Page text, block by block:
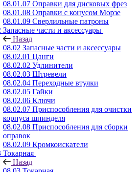
08.01.07 Оправки для дисковых фрез
08.01.08 Оправки с конусом Морзе
08.01.09 Сверлильные патроны
Запасные части и аксессуары
Назад
08.02 Запасные части и аксессуары
08.02.01 Цанги
08.02.02 Удлинители
08.02.03 Штревели
08.02.04 Переходные втулки
08.02.05 Гайки
08.02.06 Ключи
08.02.07 Приспособления для очистки
корпуса шпинделя
08.02.08 Приспособления для сборки
оправок
08.02.09 Кромкоискатели
Токарная
Назад